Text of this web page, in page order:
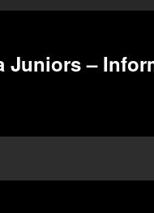
Juniors –